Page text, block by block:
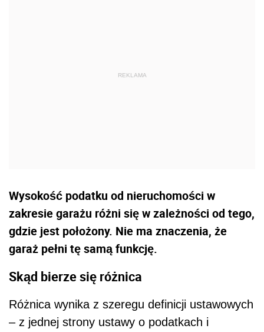
Wysokość podatku od nieruchomości w
zakresie garażu różni się w zależności od tego,
gdzie jest położony. Nie ma znaczenia, że
garaż pełni tę samą funkcję.
Skąd bierze się różnica
Różnica wynika z szeregu definicji ustawowych
– z jednej strony ustawy o podatkach i